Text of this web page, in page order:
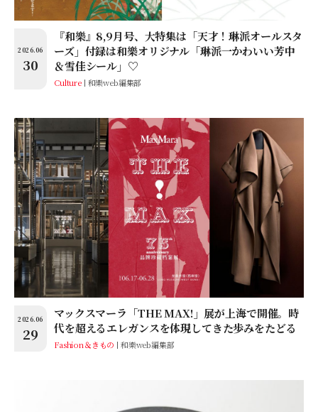
2026.06
30
『和樂』8,9月号、大特集は「天才！琳派オールスタ
ーズ」付録は和樂オリジナル「琳派一かわいい芳中
＆雪佳シール」♡
Culture 和樂web編集部
2026.06
29
マックスマーラ「THE MAX!」展が上海で開催。時
代を超えるエレガンスを体現してきた歩みをたどる
Fashion＆きもの 和樂web編集部